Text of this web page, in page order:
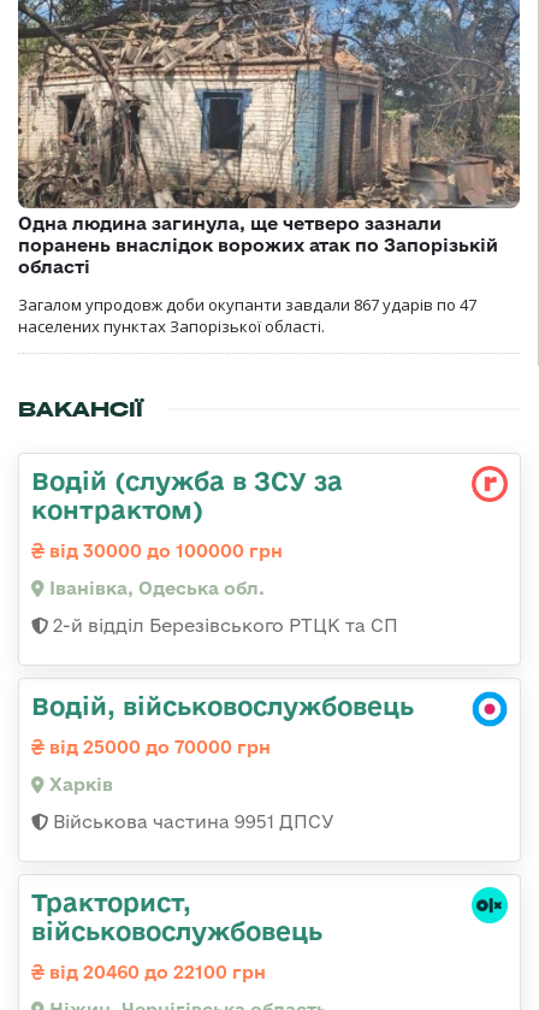
Одна людина загинула, ще четверо зазнали
поранень внаслідок ворожих атак по Запорізькій
області
Загалом упродовж доби окупанти завдали 867 ударів по 47
населених пунктах Запорізької області.
ВАКАНСІЇ
Водій (служба в ЗСУ за
контрактом)
від 30000 до 100000 грн
Іванівка, Одеська обл.
2-й відділ Березівського РТЦК та СП
Водій, військовослужбовець
від 25000 до 70000 грн
Харків
Військова частина 9951 ДПСУ
Тракторист,
військовослужбовець
від 20460 до 22100 грн